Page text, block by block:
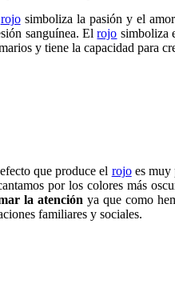
rojosimboliza la pasión y el
sanguínea. Elrojo simboliza
y tiene la capacidad para
que produce el rojoes muy
por los colores más
la atenciónya que como
familiares y sociales.